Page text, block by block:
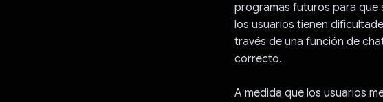
programas futuros para que
los usuarios tienen
través de una función de
correcto.
A medida que los usuarios